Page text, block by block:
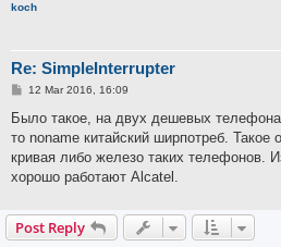
koch
Re: SimpleInterrupter
P
s
12 Mar 2016, 16:09
Было такое, на двух дешевых
то noname китайский ширпотреб.
кривая либо железо таких телефонов.
хорошо работают Alcatel.
Post Reply